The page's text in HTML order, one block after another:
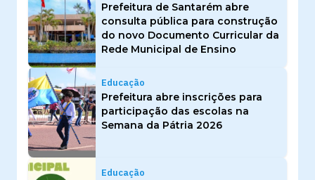
Prefeitura de Santarém abre
consulta pública para construção
do novo Documento Curricular da
Rede Municipal de Ensino
Educação
Prefeitura abre inscrições para
participação das escolas na
Semana da Pátria 2026
Educação